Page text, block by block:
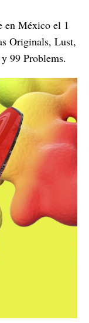
en México el 1
Originals, Lust,
99 Problems.